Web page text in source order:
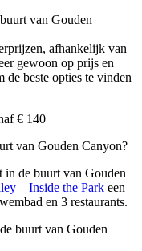
van Gouden
afhankelijk van
gewoon op prijs en
beste opties te vinden
€ 140
van Gouden Canyon?
in de buurt van Gouden
– Inside the Park een
en 3 restaurants.
buurt van Gouden